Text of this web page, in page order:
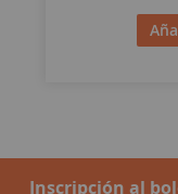
Inscripción al